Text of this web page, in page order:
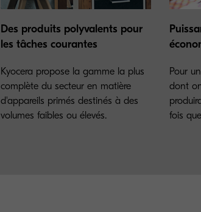
Des produits polyvalents pour
les tâches courantes
Kyocera propose la gamme la plus
complète du secteur en matière
d'appareils primés destinés à des
volumes faibles ou élevés.
Pour
dont
fois